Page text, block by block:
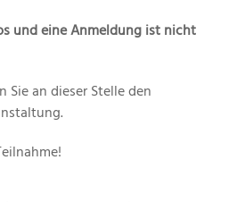
und eine Anmeldung ist nicht
Sie an dieser Stelle den